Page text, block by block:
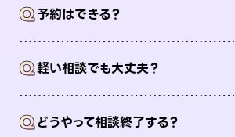
Q予約はできる？
Q軽い相談でも大丈夫？
Qどうやって相談終了する？